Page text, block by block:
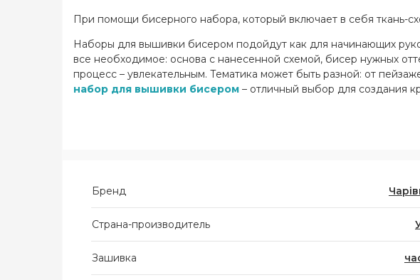
При помощи бисерного набора, который включает в себя ткань-
Наборы для вышивки бисером подойдут как для начинающих
все необходимое: основа с нанесенной схемой, бисер нужных
процесс – увлекательным. Тематика может быть разной: от
набор для вышивки бисером – отличный выбор для создания
Бренд
Страна-производитель
Зашивка